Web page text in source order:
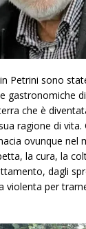
Petrini sono
gastronomiche
che è
ragione di vita.
ovunque nel
la cura, la
dagli
violenta per